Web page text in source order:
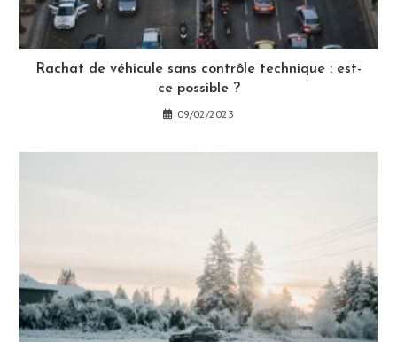
Rachat de véhicule sans contrôle technique : est-
ce possible ?
09/02/2023